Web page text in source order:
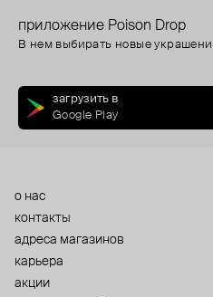
приложение Poison Drop
В нем выбирать новые
загрузить в
Google Play
о нас
контакты
адреса магазинов
карьера
акции